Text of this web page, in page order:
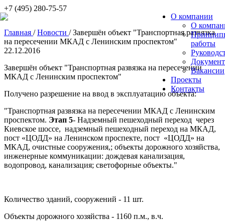
О компании
О
работы
Вакансии
Проекты
Контакты
+7 (495) 280-75-57
Главная /Новости /Завершён объект "Транспортная развязка
на пересечении МКАД с Ленинским проспектом"
22.12.2016
Завершён объект "Транспортная развязка на пересечении
МКАД с Ленинским проспектом"
Получено разрешение на ввод в эксплуатацию объекта:
"Транспортная развязка на пересечении МКАД с Ленинским
проспектом. Этап 5- Надземный пешеходный переход через
Киевское шоссе, надземный пешеходный переход на МКАД,
пост «ЦОДД» на Ленинском проспекте, пост «ЦОДД» на
МКАД, очистные сооружения,; объекты дорожного хозяйства,
инженерные коммуникации: дождевая канализация,
водопровод, канализация; светофорные объекты."
Количество зданий, сооружений - 11 шт.
Объекты дорожного хозяйства - 1160 п.м., в.ч.